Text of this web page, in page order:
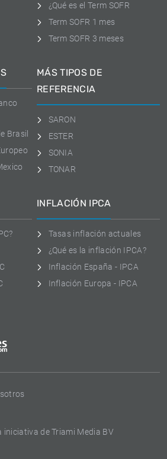
iniciativa de Triami Media BV
¿Qué es el Term SOFR
Term SOFR 1 mes
Term SOFR 3 meses
Brasil
MÁS TIPOS DE
REFERENCIA
SARON
ESTER
SONIA
TONAR
INFLACIÓN IPCA
Tasas inflación actuales
¿Qué es la inflación IPCA?
Inflación España - IPCA
Inflación Europa - IPCA